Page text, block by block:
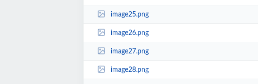
image25.png
image26.png
image27.png
image28.png